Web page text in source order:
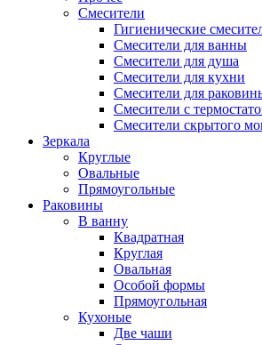
Смесители
Гигиенические
Смесители для ванны
Смесители для душа
Смесители для кухни
Смесители для
Смесители с
Смесители скрытого
Зеркала
Круглые
Овальные
Прямоугольные
Раковины
В ванну
Квадратная
Круглая
Овальная
Особой формы
Прямоугольная
Кухоные
Две чаши